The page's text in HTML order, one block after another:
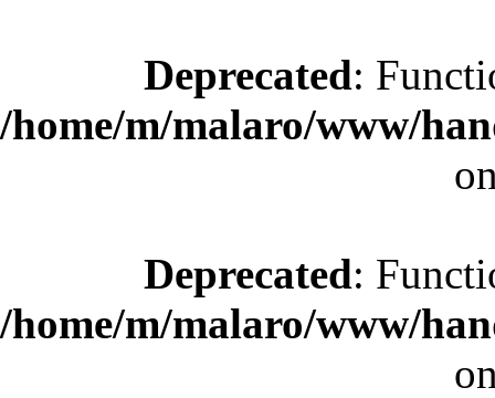
Deprecated:
/home/m/malaro/www/
Deprecated:
/home/m/malaro/www/